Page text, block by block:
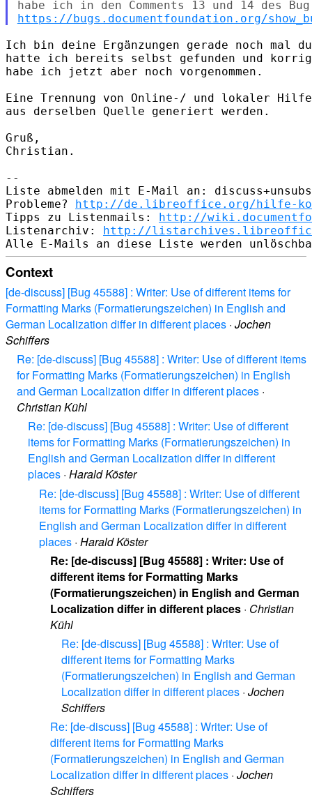
https://bugs.documentfoundation.org/
Ich bin deine Ergänzungen gerade noch mal
hatte ich bereits selbst gefunden und
habe ich jetzt aber noch vorgenommen.
Eine Trennung von Online-/ und lokaler
aus derselben Quelle generiert werden.
Gruß,
Christian.
--
Liste abmelden mit E-Mail an:
Probleme? http://de.libreoffice.org/hilfe-
Tipps zu Listenmails: http://
Listenarchiv: http://
Context
[de-discuss] [Bug 45588] : Writer: Use of different items for
Formatting Marks (Formatierungszeichen) in English and
German Localization differ in different places · Jochen
Schiffers
Re: [de-discuss] [Bug 45588] : Writer: Use of different items
for Formatting Marks (Formatierungszeichen) in English
and German Localization differ in different places ·
Christian Kühl
Re: [de-discuss] [Bug 45588] : Writer: Use of different
items for Formatting Marks (Formatierungszeichen) in
English and German Localization differ in different
places · Harald Köster
Re: [de-discuss] [Bug 45588] : Writer: Use of different
items for Formatting Marks (Formatierungszeichen) in
English and German Localization differ in different
places · Harald Köster
Re: [de-discuss] [Bug 45588] : Writer: Use of
different items for Formatting Marks
(Formatierungszeichen) in English and German
Localization differ in different places · Christian
Kühl
Re: [de-discuss] [Bug 45588] : Writer: Use of
different items for Formatting Marks
(Formatierungszeichen) in English and German
Localization differ in different places · Jochen
Schiffers
Re: [de-discuss] [Bug 45588] : Writer: Use of
different items for Formatting Marks
(Formatierungszeichen) in English and German
Localization differ in different places · Jochen
Schiffers